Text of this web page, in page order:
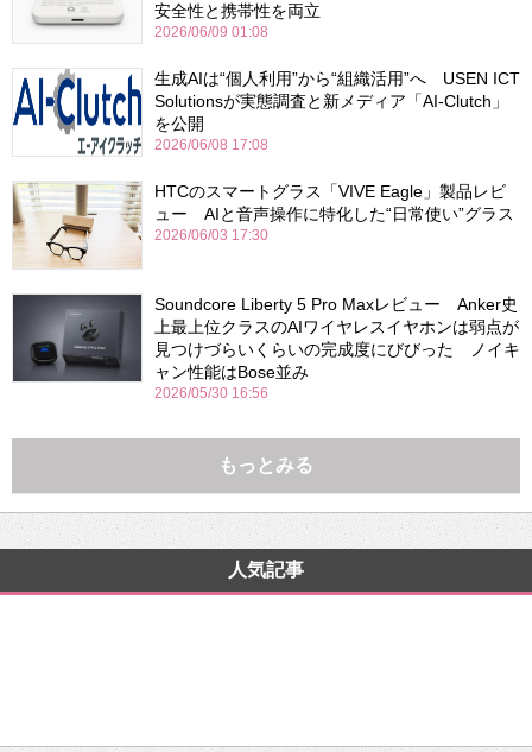
安全性と携帯性を両立
2026/06/09 01:08
生成AIは“個人利用”から“組織活用”へ USEN ICT
Solutionsが実態調査と新メディア「AI-Clutch」
を公開
2026/06/08 17:08
HTCのスマートグラス「VIVE Eagle」製品レビ
ュー AIと音声操作に特化した“日常使い”グラス
2026/06/03 17:30
Soundcore Liberty 5 Pro Maxレビュー Anker史
上最上位クラスのAIワイヤレスイヤホンは弱点が
見つけづらいくらいの完成度にびびった ノイキ
ャン性能はBose並み
2026/05/30 16:56
もっとみる
人気記事